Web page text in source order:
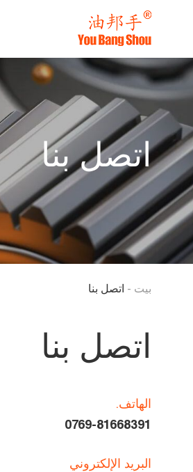
اتصل بنا
بيت - اتصل بنا
اتصل بنا
الهاتف.
0769-81668391
البريد الإلكتروني